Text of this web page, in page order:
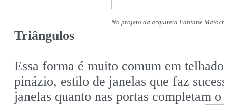
No projeto da arquiteta Fabiane
Triângulos
Essa forma é muito comum em
pinázio, estilo de janelas que faz
janelas quanto nas portas completam o